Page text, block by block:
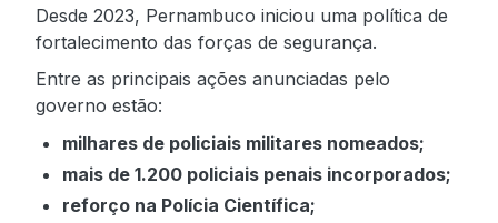
Desde 2023, Pernambuco iniciou uma política de
fortalecimento das forças de segurança.
Entre as principais ações anunciadas pelo
governo estão:
milhares de policiais militares nomeados;
mais de 1.200 policiais penais incorporados;
reforço na Polícia Científica;